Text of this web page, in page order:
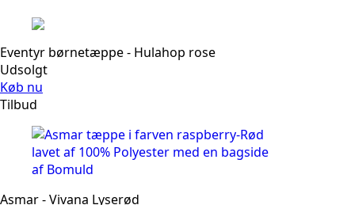
Eventyr børnetæppe - Hulahop rose
Udsolgt
Køb nu
Tilbud
Asmar - Vivana Lyserød